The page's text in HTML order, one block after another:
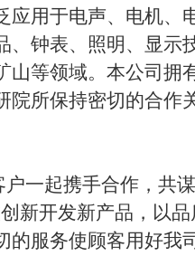
应用于电声、电机、
、钟表、照明、显示
山等领域。本公司拥
院所保持密切的合作
一起携手合作，共
新开发新产品，以
的服务使顾客用好我